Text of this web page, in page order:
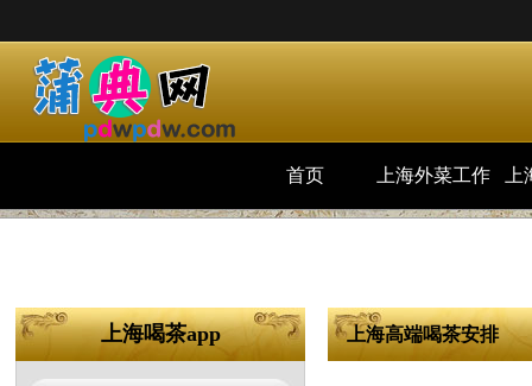
首页 上海外菜工作
上海喝茶app 上海高端喝茶安排